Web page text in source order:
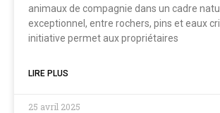
animaux de compagnie dans un cadre
exceptionnel, entre rochers, pins et eaux
initiative permet aux propriétaires
LIRE PLUS
25 avril 2025